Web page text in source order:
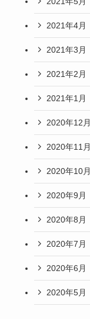
2021年4月
2021年3月
2021年2月
2021年1月
2020年12月
2020年11月
2020年10月
2020年9月
2020年8月
2020年7月
2020年6月
2020年5月